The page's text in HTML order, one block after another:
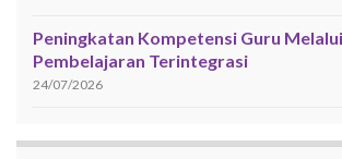
Peningkatan Kompetensi Guru Melalui
Pembelajaran Terintegrasi
24/07/2026